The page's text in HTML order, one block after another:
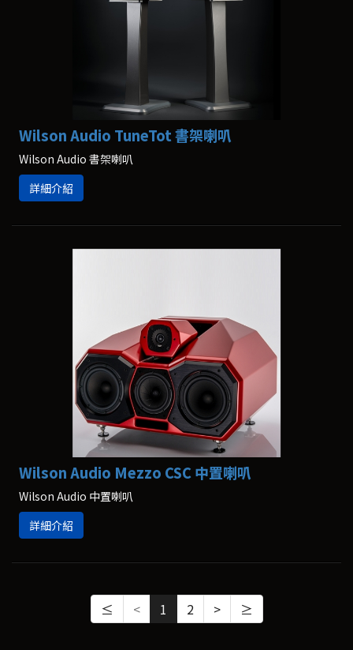
Wilson Audio TuneTot 書架喇叭
Wilson Audio 書架喇叭
詳細介紹
Wilson Audio Mezzo CSC 中置喇叭
Wilson Audio 中置喇叭
詳細介紹
≤ < 1 2 > ≥